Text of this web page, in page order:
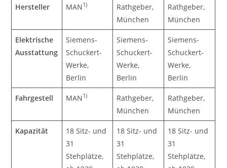
Hersteller MAN1)
Rathgeber,
München
Rathgeber,
München
Elektrische
Ausstattung
Siemens-
Schuckert-
Werke,
Berlin
Siemens-
Schuckert-
Werke,
Berlin
Siemens-
Schuckert-
Werke,
Berlin
Fahrgestell MAN1)
Rathgeber,
München
Rathgeber,
München
Kapazität
18 Sitz- und
31
Stehplätze,
18 Sitz- und
31
Stehplätze,
18 Sitz- und
31
Stehplätze,